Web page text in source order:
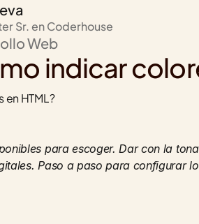
Sr. en Coderhouse
Web
indicar
HTML?
para escoger. Dar con la
Paso a paso para configurar